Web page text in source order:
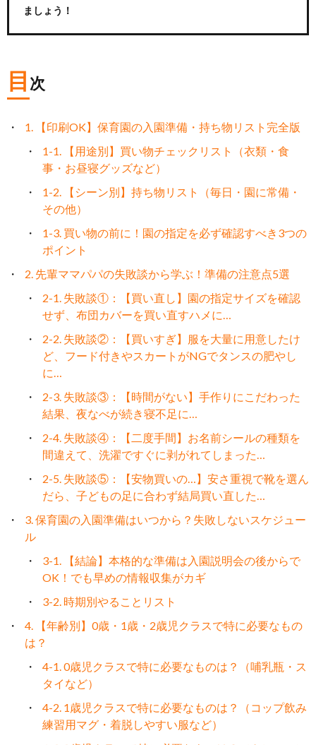
ましょう！
目 次
1. 【印刷OK】保育園の入園準備・持ち物リスト完全版
1-1. 【用途別】買い物チェックリスト（衣類・食
事・お昼寝グッズなど）
1-2. 【シーン別】持ち物リスト（毎日・園に常備・
その他）
1-3. 買い物の前に！園の指定を必ず確認すべき3つの
ポイント
2. 先輩ママパパの失敗談から学ぶ！準備の注意点5選
2-1. 失敗談①：【買い直し】園の指定サイズを確認
せず、布団カバーを買い直すハメに…
2-2. 失敗談②：【買いすぎ】服を大量に用意したけ
ど、フード付きやスカートがNGでタンスの肥やし
に…
2-3. 失敗談③：【時間がない】手作りにこだわった
結果、夜なべが続き寝不足に…
2-4. 失敗談④：【二度手間】お名前シールの種類を
間違えて、洗濯ですぐに剥がれてしまった…
2-5. 失敗談⑤：【安物買いの…】安さ重視で靴を選ん
だら、子どもの足に合わず結局買い直した…
3. 保育園の入園準備はいつから？失敗しないスケジュー
ル
3-1. 【結論】本格的な準備は入園説明会の後からで
OK！でも早めの情報収集がカギ
3-2. 時期別やることリスト
4. 【年齢別】0歳・1歳・2歳児クラスで特に必要なもの
は？
4-1. 0歳児クラスで特に必要なものは？（哺乳瓶・ス
タイなど）
4-2. 1歳児クラスで特に必要なものは？（コップ飲み
練習用マグ・着脱しやすい服など）